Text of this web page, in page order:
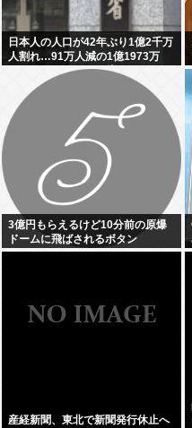
日本人の人口が42年ぶり1億2千万
人割れ…91万人減の1億1973万
人、外国人は35万人増
3億円もらえるけど10分前の原爆
ドームに飛ばされるボタン
産経新聞、東北で新聞発行休止へ